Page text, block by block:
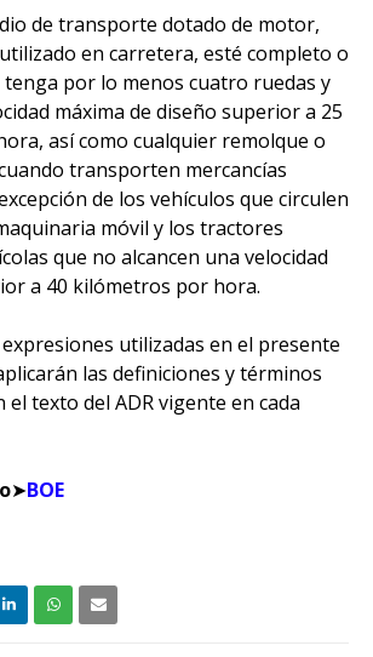
de transporte dotado de motor,
en carretera, esté completo o
por lo menos cuatro ruedas y
máxima de diseño superior a 25
así como cualquier remolque o
transporten mercancías
de los vehículos que circulen
móvil y los tractores
que no alcancen una velocidad
a 40 kilómetros por hora.
utilizadas en el presente
las definiciones y términos
el texto del ADR vigente en cada
➤BOE